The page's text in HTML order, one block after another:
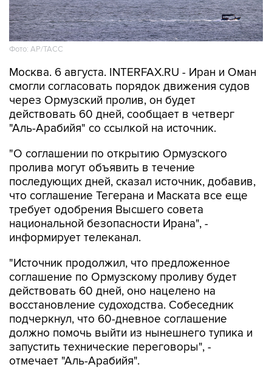
Фото: AP/ТАСС
Москва. 6 августа. INTERFAX.RU - Иран и Оман
смогли согласовать порядок движения судов
через Ормузский пролив, он будет
действовать 60 дней, сообщает в четверг
"Аль-Арабийя" со ссылкой на источник.
"О соглашении по открытию Ормузского
пролива могут объявить в течение
последующих дней, сказал источник, добавив,
что соглашение Тегерана и Маската все еще
требует одобрения Высшего совета
национальной безопасности Ирана", -
информирует телеканал.
"Источник продолжил, что предложенное
соглашение по Ормузскому проливу будет
действовать 60 дней, оно нацелено на
восстановление судоходства. Собеседник
подчеркнул, что 60-дневное соглашение
должно помочь выйти из нынешнего тупика и
запустить технические переговоры", -
отмечает "Аль-Арабийя".